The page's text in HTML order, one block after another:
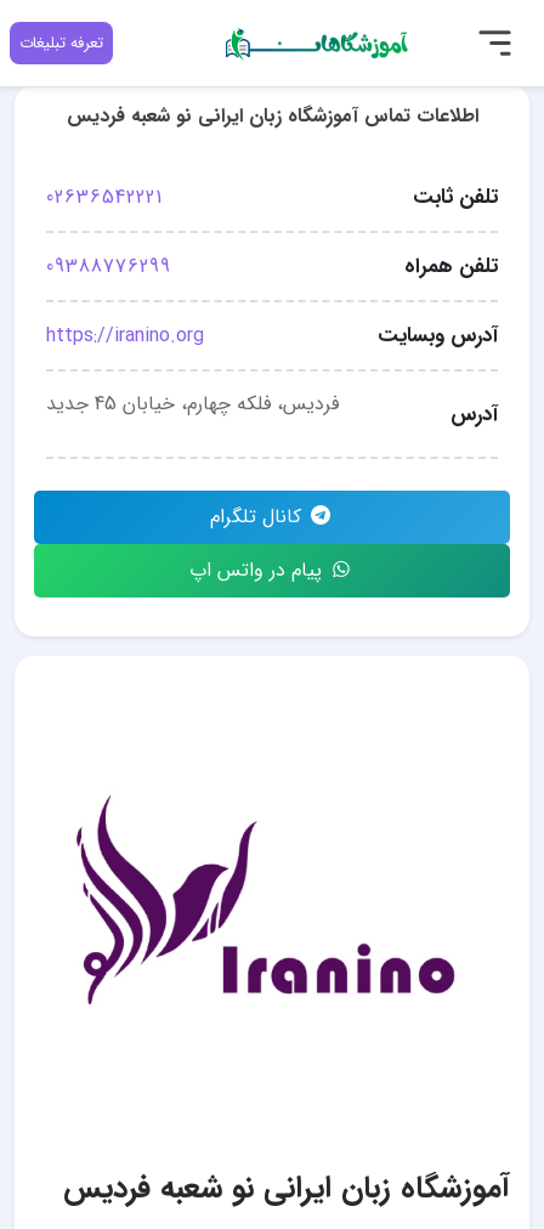
تعرفه تبلیغات
آموزشگاه زبان ایرانی نو شعبه فردیس
اطلاعات تماس آموزشگاه زبان ایرانی نو شعبه فردیس
تلفن ثابت 02636542221
تلفن همراه 09388776299
آدرس وبسایت https://iranino.org
آدرس فردیس، فلکه چهارم، خیابان 45 جدید
کانال تلگرام
پیام در واتس اپ